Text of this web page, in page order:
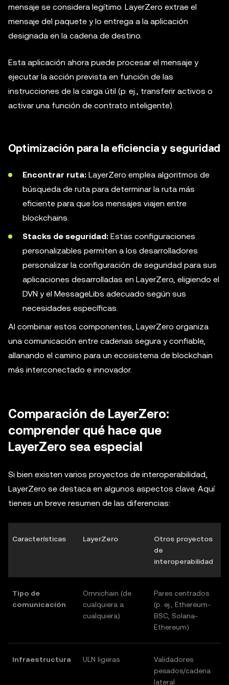
mensaje se considera legítimo. LayerZero extrae el
mensaje del paquete y lo entrega a la aplicación
designada en la cadena de destino.
Esta aplicación ahora puede procesar el mensaje y
ejecutar la acción prevista en función de las
instrucciones de la carga útil (p. ej., transferir activos o
activar una función de contrato inteligente).
Optimización para la eficiencia y seguridad
Encontrar ruta: LayerZero emplea algoritmos de
búsqueda de ruta para determinar la ruta más
eficiente para que los mensajes viajen entre
blockchains.
Stacks de seguridad: Estas configuraciones
personalizables permiten a los desarrolladores
personalizar la configuración de seguridad para sus
aplicaciones desarrolladas en LayerZero, eligiendo el
DVN y el MessageLibs adecuado según sus
necesidades específicas.
Al combinar estos componentes, LayerZero organiza
una comunicación entre cadenas segura y confiable,
allanando el camino para un ecosistema de blockchain
más interconectado e innovador.
Comparación de LayerZero:
comprender qué hace que
LayerZero sea especial
Si bien existen varios proyectos de interoperabilidad,
LayerZero se destaca en algunos aspectos clave. Aquí
tienes un breve resumen de las diferencias:
Características LayerZero
Otros proyectos
de
interoperabilidad
Tipo de
comunicación
Omnichain (de
cualquiera a
cualquiera)
Pares centrados
(p. ej., Ethereum-
BSC, Solana-
Ethereum)
Infraestructura ULN ligeras
Validadores
pesados/cadena
lateral